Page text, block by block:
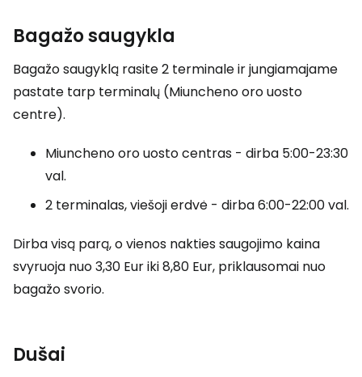
Bagažo saugykla
Bagažo saugyklą rasite 2 terminale ir jungiamajame
pastate tarp terminalų (Miuncheno oro uosto
centre).
Miuncheno oro uosto centras - dirba 5:00-23:30
val.
2 terminalas, viešoji erdvė - dirba 6:00-22:00 val.
Dirba visą parą, o vienos nakties saugojimo kaina
svyruoja nuo 3,30 Eur iki 8,80 Eur, priklausomai nuo
bagažo svorio.
Dušai